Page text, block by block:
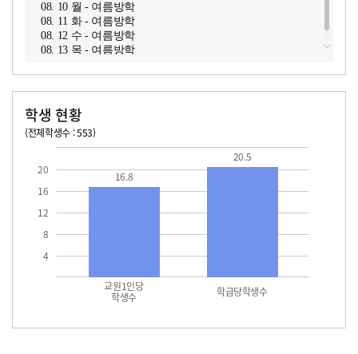
08. 10 월 - 여름방학
08. 11 화 - 여름방학
08. 12 수 - 여름방학
08. 13 목 - 여름방학
학생 현황
(전체학생수 : 553)
4
8
12
16
20
교원1인당
학생수 학급당학생수
16.8
20.5